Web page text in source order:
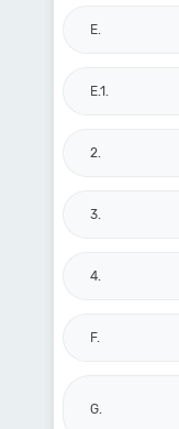
E.
E.1.
2.
3.
4.
F.
G.